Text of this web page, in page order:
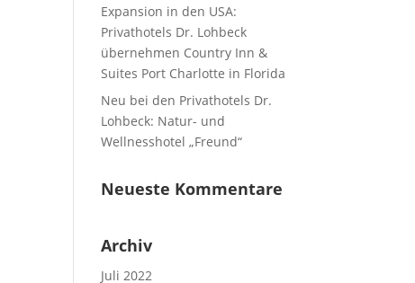
Expansion in den USA:
Privathotels Dr. Lohbeck
übernehmen Country Inn &
Suites Port Charlotte in Florida
Neu bei den Privathotels Dr.
Lohbeck: Natur- und
Wellnesshotel „Freund“
Neueste Kommentare
Archiv
Juli 2022